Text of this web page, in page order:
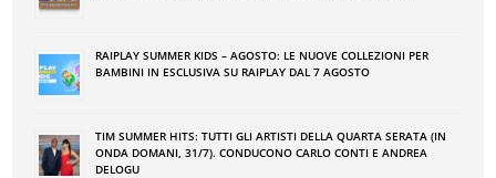
RAIPLAY SUMMER KIDS – AGOSTO: LE NUOVE COLLEZIONI PER
BAMBINI IN ESCLUSIVA SU RAIPLAY DAL 7 AGOSTO
TIM SUMMER HITS: TUTTI GLI ARTISTI DELLA QUARTA SERATA (IN
ONDA DOMANI, 31/7). CONDUCONO CARLO CONTI E ANDREA
DELOGU